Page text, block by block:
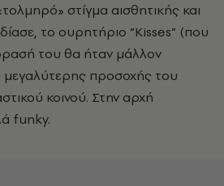
στίγμα αισθητικής και
το ουρητήριο “Kisses” (που
του θα ήταν μάλλον
μεγαλύτερης προσοχής του
κοινού. Στην αρχή
funky.